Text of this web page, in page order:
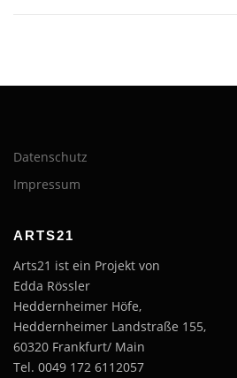
Datenschutz
Impressum
ARTS21
Arts21 ist ein Projekt von
Edda Rössler
Heddernheimer Höfe,
Heddernheimer Landstraße 155,
60320 Frankfurt/ Main
Tel. 0049 172 6112057